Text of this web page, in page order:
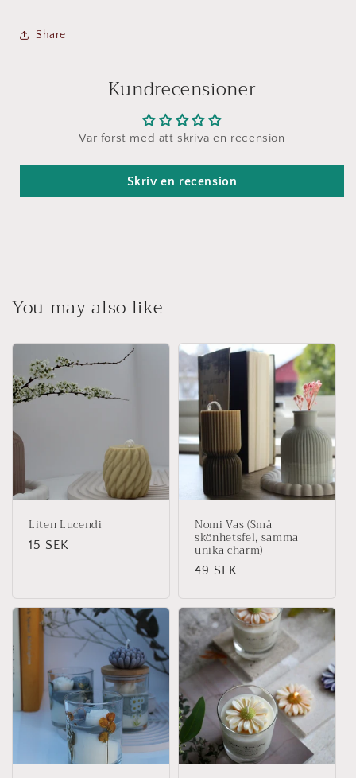
Share
Kundrecensioner
Var först med att skriva en recension
Skriv en recension
You may also like
Liten Lucendi
Ordinarie
15 SEK
Nomi Vas (Små
skönhetsfel, samma
unika charm)
Ordinarie
49 SEK